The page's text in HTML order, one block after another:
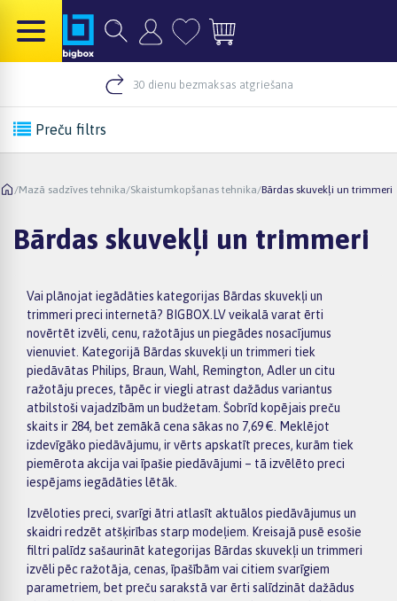
30 dienu bezmaksas atgriešana
Preču filtrs
/Mazā sadzīves tehnika/Skaistumkopšanas tehnika/Bārdas skuvekļi un trimmeri
Bārdas skuvekļi un trimmeri
Vai plānojat iegādāties kategorijas Bārdas skuvekļi un
trimmeri preci internetā? BIGBOX.LV veikalā varat ērti
novērtēt izvēli, cenu, ražotājus un piegādes nosacījumus
vienuviet. Kategorijā Bārdas skuvekļi un trimmeri tiek
piedāvātas Philips, Braun, Wahl, Remington, Adler un citu
ražotāju preces, tāpēc ir viegli atrast dažādus variantus
atbilstoši vajadzībām un budžetam. Šobrīd kopējais preču
skaits ir 284, bet zemākā cena sākas no 7,69 €. Meklējot
izdevīgāko piedāvājumu, ir vērts apskatīt preces, kurām tiek
piemērota akcija vai īpašie piedāvājumi – tā izvēlēto preci
iespējams iegādāties lētāk.
Izvēloties preci, svarīgi ātri atlasīt aktuālos piedāvājumus un
skaidri redzēt atšķirības starp modeļiem. Kreisajā pusē esošie
filtri palīdz sašaurināt kategorijas Bārdas skuvekļi un trimmeri
izvēli pēc ražotāja, cenas, īpašībām vai citiem svarīgiem
parametriem, bet preču sarakstā var ērti salīdzināt dažādus